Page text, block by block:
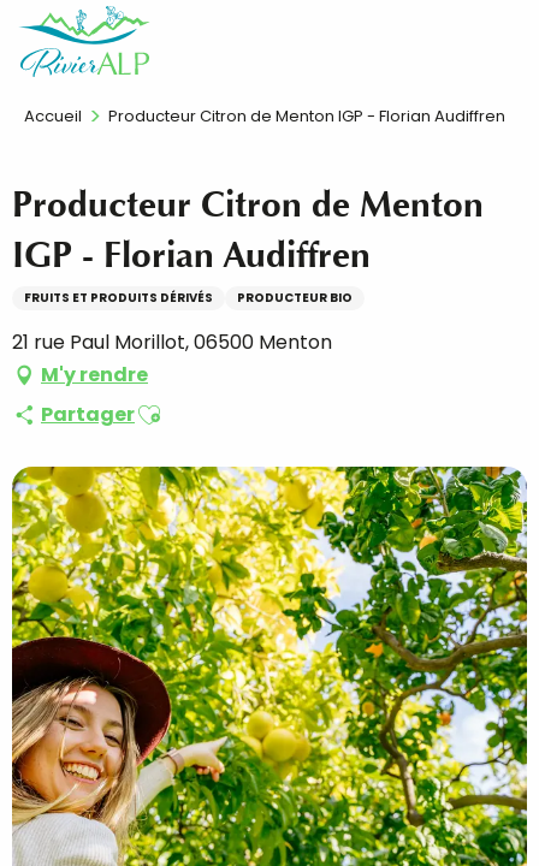
contenu
FR
Accueil Producteur Citron de Menton IGP - Florian Audiffren
Producteur Citron de Menton
IGP - Florian Audiffren
FRUITS ET PRODUITS DÉRIVÉS PRODUCTEUR BIO
21 rue Paul Morillot, 06500 Menton
M'y rendre
PartagerAjouter aux favoris